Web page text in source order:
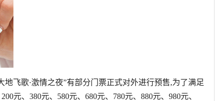
飞歌·激情之夜”有部分门票正式对外进行预售,为了满足
元、380元、580元、680元、780元、880元、980元、